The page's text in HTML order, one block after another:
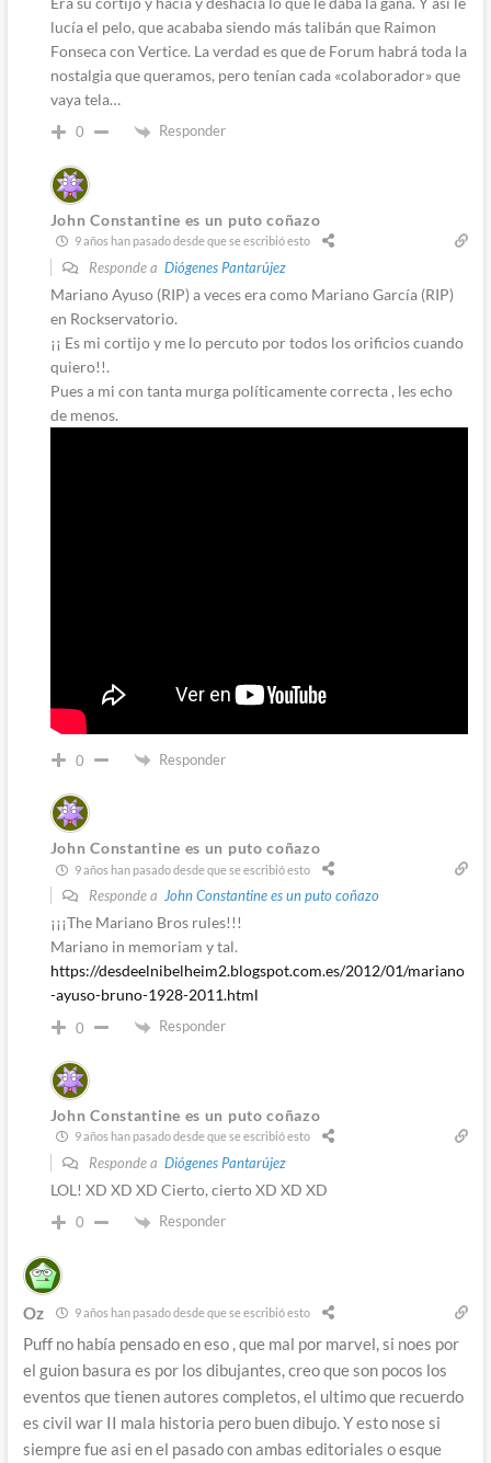
lucía el pelo, que acababa siendo más talibán que Raimon
Fonseca con Vertice. La verdad es que de Forum habrá toda la
nostalgia que queramos, pero tenían cada «colaborador» que
vaya tela…
0 Responder
John Constantine es un puto coñazo
9 años han pasado desde que se escribió esto
Responde a Diógenes Pantarújez
Mariano Ayuso (RIP) a veces era como Mariano García (RIP)
en Rockservatorio.
¡¡ Es mi cortijo y me lo percuto por todos los orificios cuando
quiero!!.
Pues a mi con tanta murga políticamente correcta , les echo
de menos.
0 Responder
John Constantine es un puto coñazo
9 años han pasado desde que se escribió esto
Responde a John Constantine es un puto coñazo
¡¡¡The Mariano Bros rules!!!
Mariano in memoriam y tal.
https://desdeelnibelheim2.blogspot.com.es/2012/01/mariano
-ayuso-bruno-1928-2011.html
0 Responder
John Constantine es un puto coñazo
9 años han pasado desde que se escribió esto
Responde a Diógenes Pantarújez
LOL! XD XD XD Cierto, cierto XD XD XD
0 Responder
Oz 9 años han pasado desde que se escribió esto
Puff no había pensado en eso , que mal por marvel, si noes por
el guion basura es por los dibujantes, creo que son pocos los
eventos que tienen autores completos, el ultimo que recuerdo
es civil war II mala historia pero buen dibujo. Y esto nose si
siempre fue asi en el pasado con ambas editoriales o esque